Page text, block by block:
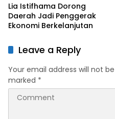
Lia Istifhama Dorong
Daerah Jadi Penggerak
Ekonomi Berkelanjutan
Leave a Reply
Your email address will not
marked *